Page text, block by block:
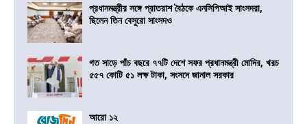
প্রধানমন্ত্রীর সঙ্গে প্রাতরাশ বৈঠকে এনসিপিআই সাংসদরা,
ছিলেন তিন বেসুরো সাংসদও
গত সাড়ে পাঁচ বছরে ৭৭টি দেশে সফর প্রধানমন্ত্রী মোদির, খরচ
৫৫৭ কোটি ৫১ লক্ষ টাকা, সংসদে জানাল সরকার
আরো ১২